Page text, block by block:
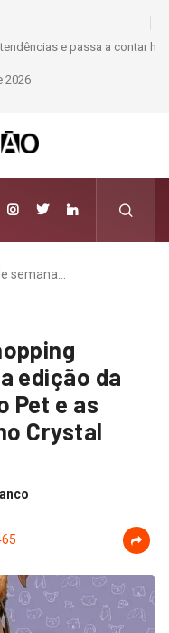
a contar histórias; Forward
novo luxo
2026
semana…
edição da
Pet e as
Crystal